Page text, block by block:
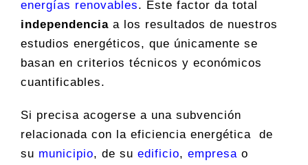
energías renovables. Este factor da total
independenciaa los resultados de nuestros
estudios energéticos, que únicamente se
basan en criterios técnicos y económicos
cuantificables.
Si precisa acogerse a una subvención
relacionada con la eficiencia energética de
su municipio, de su edificio, empresao